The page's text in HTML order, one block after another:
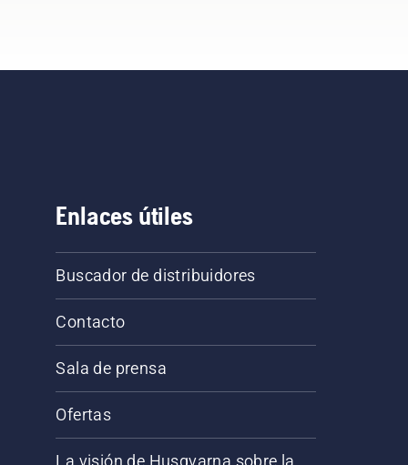
Enlaces útiles
Buscador de distribuidores
Contacto
Sala de prensa
Ofertas
La visión de Husqvarna sobre la